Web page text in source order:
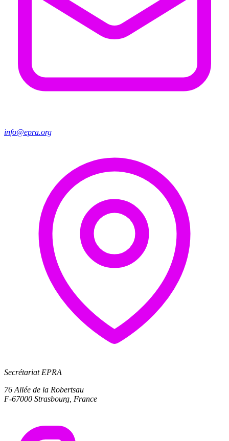
info@epra.org
Secrétariat EPRA
76 Allée de la Robertsau
F-67000 Strasbourg, France